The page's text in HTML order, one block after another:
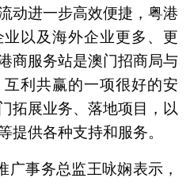
动进一步高效便捷，粤港
以及海外企业更多、更
商服务站是澳门招商局与
利共赢的一项很好的安
拓展业务、落地项目，以
提供各种支持和服务。
广事务总监王咏娴表示，